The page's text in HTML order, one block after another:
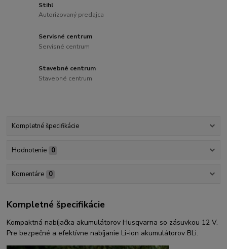
Stihl
Autorizovaný predajca
Servisné centrum
Servisné centrum
Stavebné centrum
Stavebné centrum
Kompletné špecifikácie
Hodnotenie 0
Komentáre 0
Kompletné špecifikácie
Kompaktná nabíjačka akumulátorov Husqvarna so zásuvkou 12 V.
Pre bezpečné a efektívne nabíjanie Li-ion akumulátorov BLi.